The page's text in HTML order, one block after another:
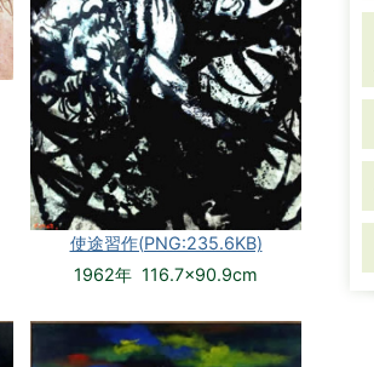
使途習作(PNG:235.6KB)
1962年 116.7×90.9cm